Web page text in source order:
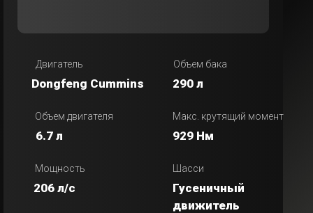
Двигатель
Шасси
Гусеничный
движитель
Мощность
206 л/с
Макс. крутящий момент
929 Нм
Объем двигателя
6.7 л
290 л
Dongfeng Cummins
Объем бака